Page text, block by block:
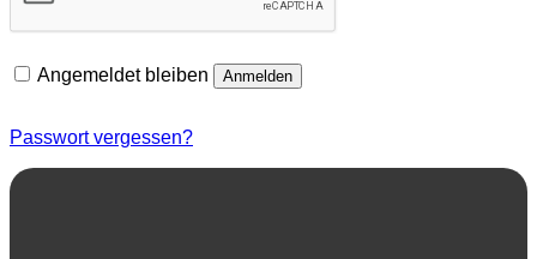
Angemeldet bleiben Anmelden
Passwort vergessen?